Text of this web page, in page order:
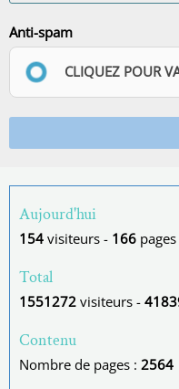
Anti-spam
CLIQUEZ POUR
Aujourd'hui
154 visiteurs - 166
Total
1551272 visiteurs -
Contenu
Nombre de pages : 2564